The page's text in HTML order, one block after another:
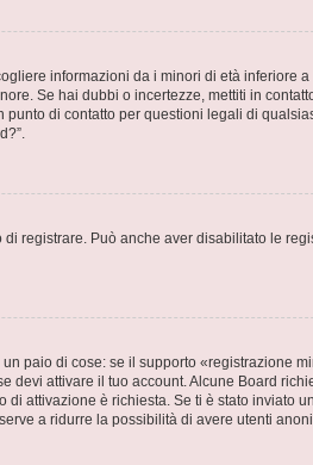
informazioni da i minori di età inferiore
Se hai dubbi o incertezze, mettiti in
di contatto per questioni legali di
registrare. Può anche aver disabilitato le
paio di cose: se il supporto «registrazione
attivare il tuo account. Alcune Board
attivazione è richiesta. Se ti è stato inviato
a ridurre la possibilità di avere utenti